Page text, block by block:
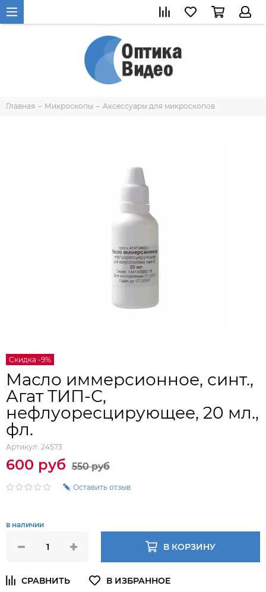
Главная Микроскопы Аксессуары для микроскопов
Скидка -9%
Масло иммерсионное, синт.,
Агат ТИП-С,
нефлуоресцирующее, 20 мл.,
фл.
Артикул: 24573
600 руб 550 руб
Оставить отзыв
в наличии
В КОРЗИНУ